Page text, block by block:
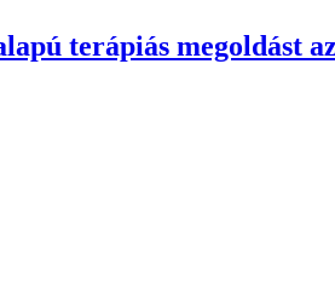
terápiás megoldást